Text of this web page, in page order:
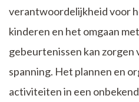
verantwoordelijkheid voor
kinderen en het omgaan
gebeurtenissen kan zorgen
spanning. Het plannen en
activiteiten in een